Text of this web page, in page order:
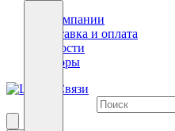
О компании
Доставка и оплата
Новости
Обзоры